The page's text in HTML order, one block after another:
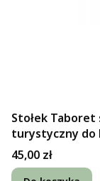
Stołek
turystyczny do
Cena
45,00 zł